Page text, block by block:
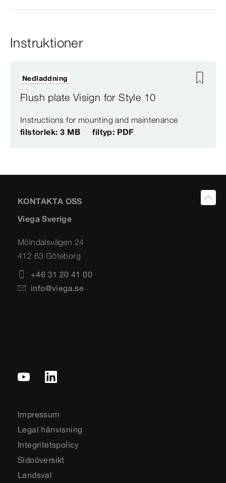
Instruktioner
Flush plate Visign for Style 10
Instructions for mounting and maintenance
filstorlek: 3 MB
filtyp: PDF
Nedladdning
KONTAKTA OSS
Viega Sverige
Mölndalsvägen 24
412 63 Göteborg
+46 31 20 41 00
info@viega.se
Impressum
Legal hänvisning
Integritetspolicy
Sidoöversikt
Landsval